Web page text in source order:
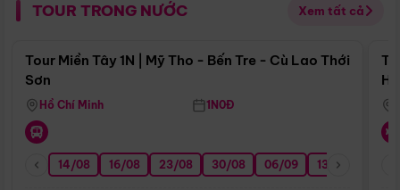
TOUR TRONG NƯỚC Xem tất cả
Điểm nổi bật
Tour Miền Tây 1N | Mỹ Tho - Bến Tre - Cù Lao Thới
Sơn
Hồ Chí Minh 1N0Đ
14/08 16/08 23/08 30/08 06/09 13/09